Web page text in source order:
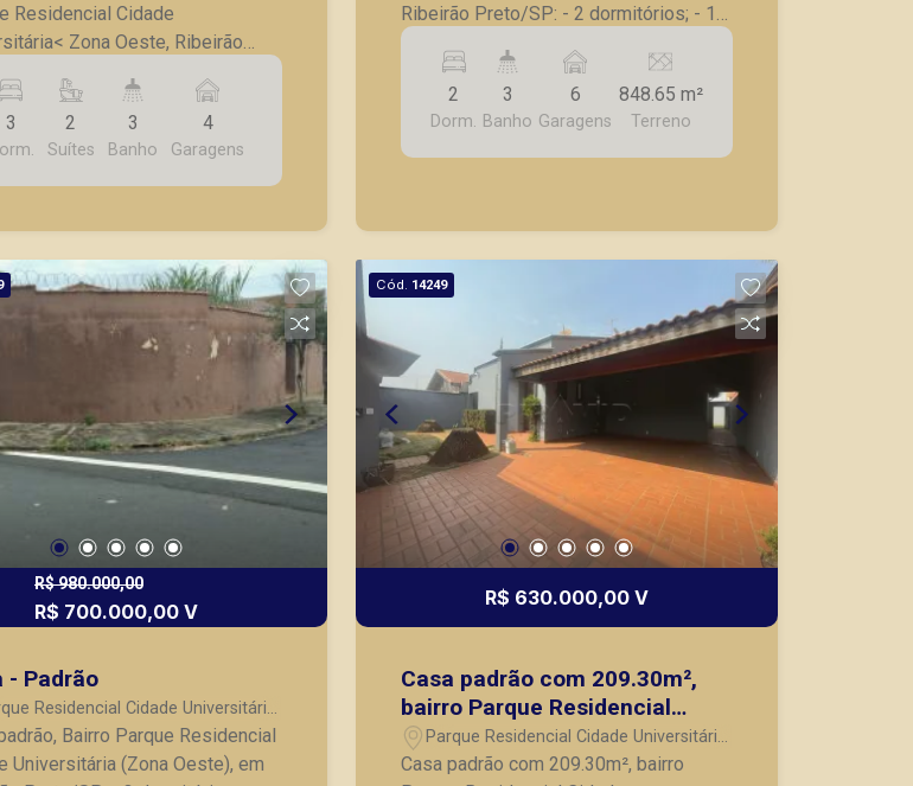
Residencial Cidade
Zona Oeste, Ribeirão
2 suítes e
closet e banheira; -
Ofurô - Sala ampla 2
com pé direito alto/ duplo; -
social com blindex; - Cozinha
- 4 vagas de garagem,
Localizado próximo
Gov. Lucas Nogueira Garcês,
ao Campus da USP, Hospital
e diversos comércios.
agendar uma visita? A Piramid
objetivo atender seus
com agilidade e segurança, em
vendas de imóveis prontos,
da cidade de Ribeirão
3 2
Suítes
3
Banho
4
Garagens
Ribeirão Preto/SP: - 2 dormitórios; - 1
banheiro social; - Sala para 2
ambientes; - Cozinha; - Área de lazer; -
Piscina com banheiros; - Churrasqueira
com fogão a lenha; - Salão de festa; -
Quintal amplo; - 6 vagas de garagem. A
imóveis prontos, usados ou mesmo
nos principais lançamentos da cidade
2
Dorm.
3
Banho
6
Garagens
848.65 m²
Terreno
R$ 980.000,00
R$ 700.000,00 V
- Padrão
Residencial Cidade Universitária
Preto/SP
Bairro Parque Residencial
Universitária (Zona Oeste), em
Cód. 14249
R$ 630.000,00 V
Casa padrão com 209.30m²,
bairro Parque Residencial
Cidade Universitária, Zona
Oeste em Ribeirão Preto/SP.
Parque Residencial Cidade Universitária
- Ribeirão Preto/SP
Casa padrão com 209.30m², bairro